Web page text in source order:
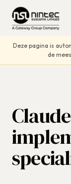
Deze pagina is
de
Claude